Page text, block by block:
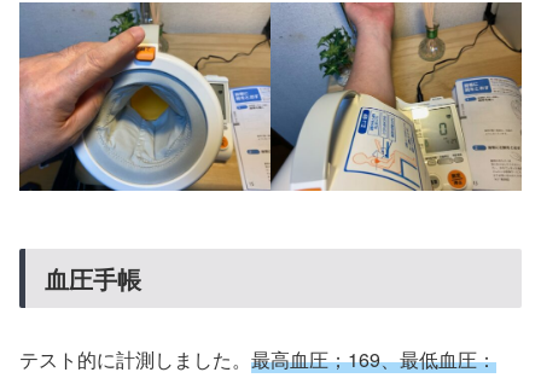
血圧手帳
テスト的に計測しました。 最高血圧；169、最低血圧：